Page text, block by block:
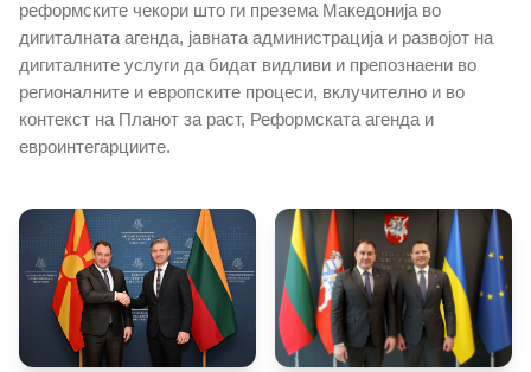
Контакт
Изјава за пристапност
Документи за Сајбер Безбедност
За нас
реформските чекори што ги презема Македонија во
дигиталната агенда, јавната администрација и развојот на
дигиталните услуги да бидат видливи и препознаени во
регионалните и европските процеси, вклучително и во
контекст на Планот за раст, Реформската агенда и
евроинтегарциите.